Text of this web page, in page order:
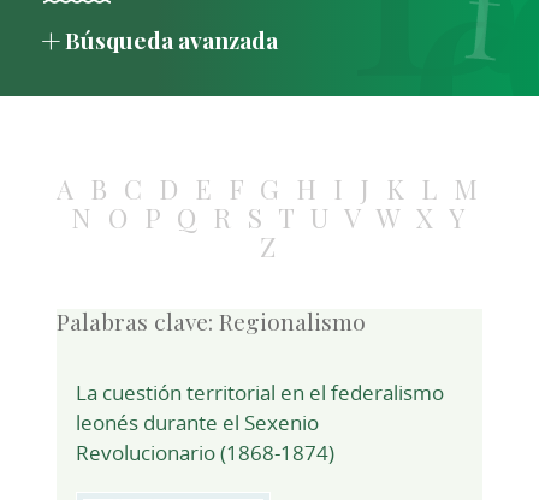
Búsqueda avanzada
A B C D E F G H I J K L M
N O P Q R S T U V W X Y
Z
Palabras clave: Regionalismo
La cuestión territorial en el federalismo
leonés durante el Sexenio
Revolucionario (1868-1874)